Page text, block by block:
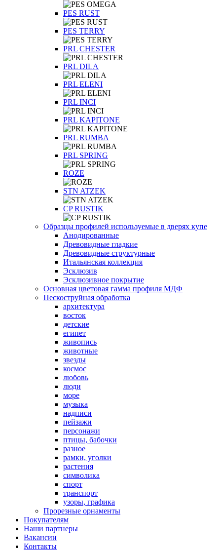
PES RUST
PES TERRY
PRL CHESTER
PRL DILA
PRL ELENI
PRL INCI
PRL KAPITONE
PRL RUMBA
PRL SPRING
ROZE
STN ATZEK
СP RUSTIK
Образцы профилей используемые в дверях купе
Анодированные
Древовидные гладкие
Древовидные структурные
Итальянская коллекция
Эсклюзив
Эсклюзивное покрытие
Основная цветовая гамма профиля МДФ
Пескоструйная обработка
архитектура
восток
детские
египет
живопись
животные
звезды
космос
любовь
люди
море
музыка
надписи
пейзажи
персонажи
птицы, бабочки
разное
рамки, уголки
растения
символика
спорт
транспорт
узоры, графика
Прорезные орнаменты
Покупателям
Наши партнеры
Вакансии
Контакты